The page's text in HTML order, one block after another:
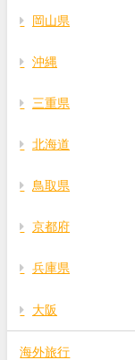
岡山県
沖縄
三重県
北海道
鳥取県
京都府
兵庫県
大阪
海外旅行